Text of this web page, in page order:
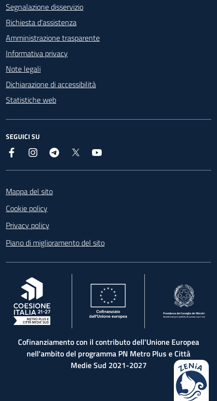
Segnalazione disservizio
Richiesta d'assistenza
Amministrazione trasparente
Informativa privacy
Note legali
Dichiarazione di accessibilità
Statistiche web
SEGUICI SU
Facebook InstagramTelegram
Mappa del sito
Cookie policy
Privacy policy
Piano di miglioramento del sito
, apre in una nuova scheda
Cofinanziamento con il contributo dell'Unione Europea
nell'ambito del programma PN Metro Plus e Città
Medie Sud 2021-2027